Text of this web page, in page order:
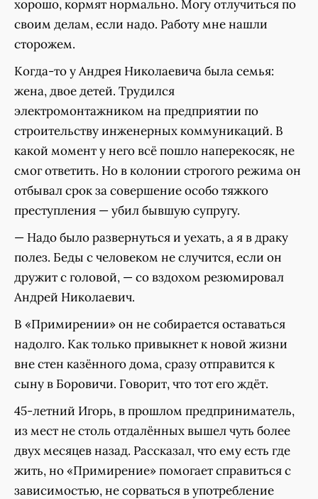
хорошо, кормят нормально. Могу отлучиться по
своим делам, если надо. Работу мне нашли
сторожем.
Когда-то у Андрея Николаевича была семья:
жена, двое детей. Трудился
электромонтажником на предприятии по
строительству инженерных коммуникаций. В
какой момент у него всё пошло наперекосяк, не
смог ответить. Но в колонии строгого режима он
отбывал срок за совершение особо тяжкого
преступления — убил бывшую супругу.
— Надо было развернуться и уехать, а я в драку
полез. Беды с человеком не случится, если он
дружит с головой, — со вздохом резюмировал
Андрей Николаевич.
В «Примирении» он не собирается оставаться
надолго. Как только привыкнет к новой жизни
вне стен казённого дома, сразу отправится к
сыну в Боровичи. Говорит, что тот его ждёт.
45-летний Игорь, в прошлом предприниматель,
из мест не столь отдалённых вышел чуть более
двух месяцев назад. Рассказал, что ему есть где
жить, но «Примирение» помогает справиться с
зависимостью, не сорваться в употребление